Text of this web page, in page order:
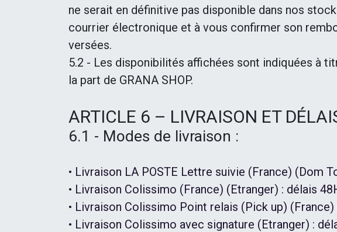
ne serait en définitive pas disponible dans nos
courrier électronique et à vous confirmer son
versées.
5.2 - Les disponibilités affichées sont indiquées à
la part de GRANA SHOP.
ARTICLE 6 – LIVRAISON ET
6.1 - Modes de livraison :
• Livraison LA POSTE Lettre suivie (France) (Dom
• Livraison Colissimo (France) (Etranger) : délais
• Livraison Colissimo Point relais (Pick up)
• Livraison Colissimo avec signature (Etranger) :